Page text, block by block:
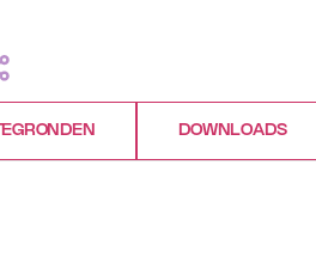
DOWNLOADS